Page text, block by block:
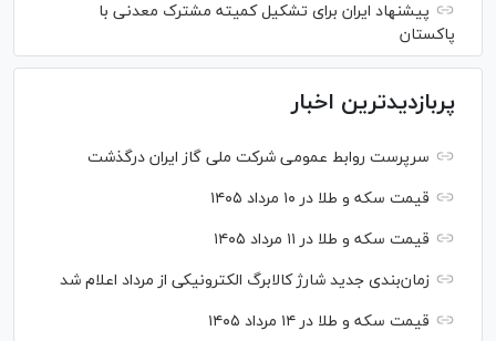
پیشنهاد ایران برای تشکیل کمیته مشترک معدنی با
پاکستان
پربازدیدترین اخبار
سرپرست روابط عمومی شرکت ملی گاز ایران درگذشت
قیمت سکه و طلا در ۱۰ مرداد ۱۴۰۵
قیمت سکه و طلا در ۱۱ مرداد ۱۴۰۵
زمان‌بندی جدید شارژ کالابرگ الکترونیکی از مرداد اعلام شد
قیمت سکه و طلا در ۱۴ مرداد ۱۴۰۵